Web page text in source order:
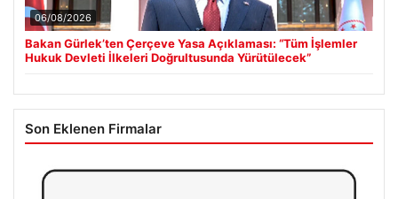
06/08/2026
Bakan Gürlek’ten Çerçeve Yasa Açıklaması: “Tüm İşlemler
Hukuk Devleti İlkeleri Doğrultusunda Yürütülecek”
Son Eklenen Firmalar